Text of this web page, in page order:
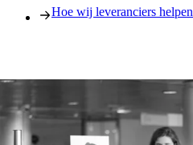
Hoe wij leveranciers helpen